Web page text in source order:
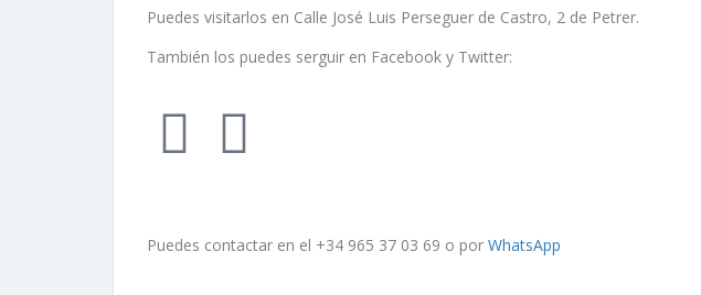
Puedes visitarlos en Calle José Luis Perseguer de Castro, 2 de Petrer.
También los puedes serguir en Facebook y Twitter:
Puedes contactar en el +34 965 37 03 69 o por WhatsApp